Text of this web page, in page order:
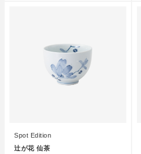
Spot Edition
辻が花 仙茶